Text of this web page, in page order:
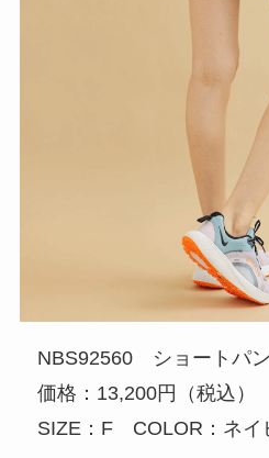
NBS92560 ショートパ
価格：13,200円（税込）
SIZE：F COLOR：ネイ